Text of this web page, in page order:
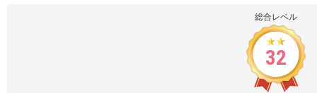
総合レベル
32